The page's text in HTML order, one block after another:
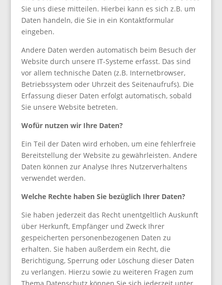
Sie uns diese mitteilen. Hierbei kann es sich z.B. um
Daten handeln, die Sie in ein Kontaktformular
eingeben.
Andere Daten werden automatisch beim Besuch der
Website durch unsere IT-Systeme erfasst. Das sind
vor allem technische Daten (z.B. Internetbrowser,
Betriebssystem oder Uhrzeit des Seitenaufrufs). Die
Erfassung dieser Daten erfolgt automatisch, sobald
Sie unsere Website betreten.
Wofür nutzen wir Ihre Daten?
Ein Teil der Daten wird erhoben, um eine fehlerfreie
Bereitstellung der Website zu gewährleisten. Andere
Daten können zur Analyse Ihres Nutzerverhaltens
verwendet werden.
Welche Rechte haben Sie bezüglich Ihrer Daten?
Sie haben jederzeit das Recht unentgeltlich Auskunft
über Herkunft, Empfänger und Zweck Ihrer
gespeicherten personenbezogenen Daten zu
erhalten. Sie haben außerdem ein Recht, die
Berichtigung, Sperrung oder Löschung dieser Daten
zu verlangen. Hierzu sowie zu weiteren Fragen zum